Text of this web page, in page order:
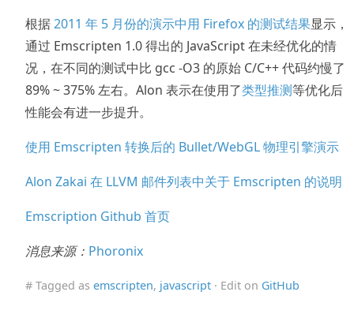
根据2011 年 5 月份的演示中用 Firefox 的测试结果显示，
通过 Emscripten 1.0 得出的 JavaScript 在未经优化的情
况，在不同的测试中比 gcc -O3 的原始 C/C++ 代码约慢了
89% ~ 375% 左右。Alon 表示在使用了类型推测等优化后
性能会有进一步提升。
使用 Emscripten 转换后的 Bullet/WebGL 物理引擎演示
Alon Zakai 在 LLVM 邮件列表中关于 Emscripten 的说明
Emscription Github 首页
消息来源： Phoronix
# Tagged as emscripten, javascript · Edit on GitHub